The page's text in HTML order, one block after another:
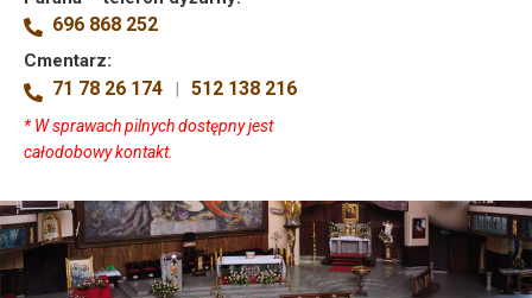
696 868 252
Cmentarz:
71 78 26 174 | 512 138 216
* W sprawach pilnych dostępny jest
całodobowy kontakt.